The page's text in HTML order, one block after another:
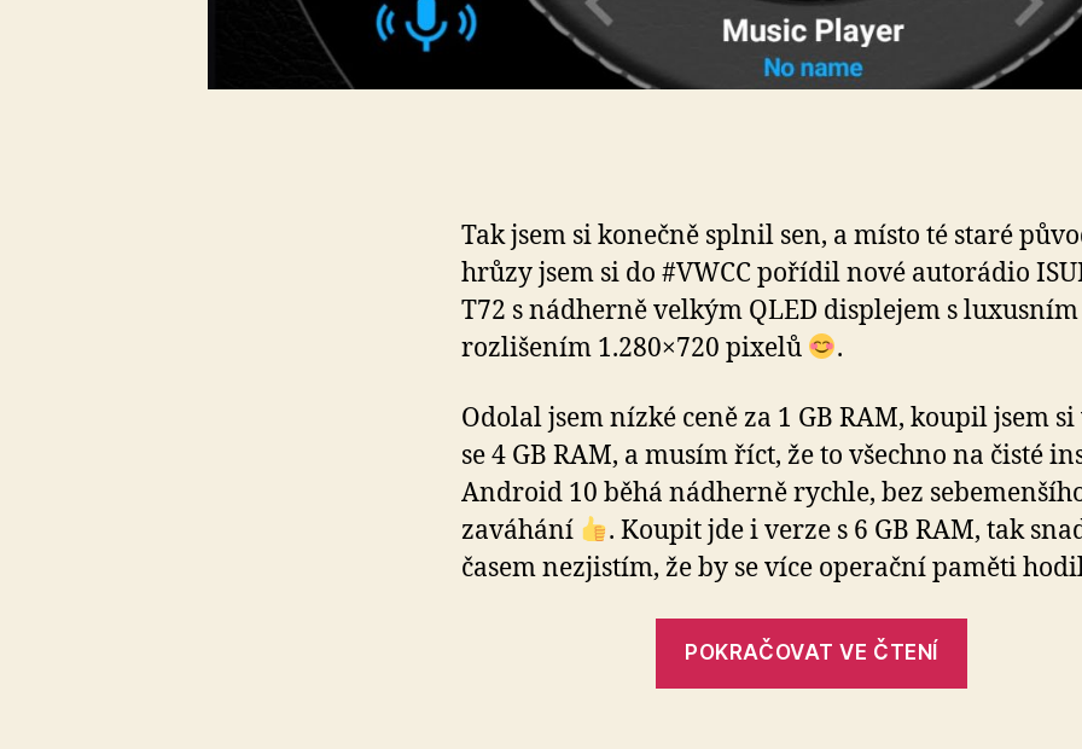
Tak jsem si konečně splnil sen, a místo té staré
hrůzy jsem si do #VWCC pořídil nové autorádio
T72 s nádherně velkým QLED displejem s luxusním
rozlišením 1.280×720 pixelů
.
Odolal jsem nízké ceně za 1 GB RAM, koupil jsem
se 4 GB RAM, a musím říct, že to všechno na čisté
Android 10 běhá nádherně rychle, bez
zaváhání
. Koupit jde i verze s 6 GB RAM, tak
časem nezjistím, že by se více operační paměti
POKRAČOVAT VE ČTENÍ